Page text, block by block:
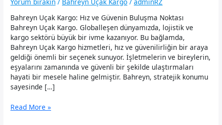
Bahreyn Uçak Kargo: Hız ve Güvenin Buluşma Noktası
Bahreyn Uçak Kargo. Globalleşen dünyamızda, lojistik ve
kargo sektörü büyük bir ivme kazanıyor. Bu bağlamda,
Bahreyn Uçak Kargo hizmetleri, hız ve güvenilirliğin bir araya
geldiği önemli bir seçenek sunuyor. İşletmelerin ve bireylerin,
eşyalarını zamanında ve güvenli bir şekilde ulaştırmaları
hayati bir mesele haline gelmiştir. Bahreyn, stratejik konumu
sayesinde […]
Bahreyn
Read More »